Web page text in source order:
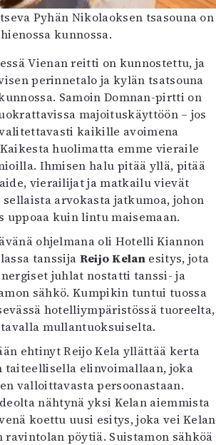
Pyhän Nikolaoksen tsasouna on
hienossa kunnossa.
Vienan reitti on kunnostettu, ja
perinnetalo ja kylän tsatsouna
Samoin Domnan-pirtti on
majoituskäyttöön – jos
kaikille avoimena
huolimatta emme vieraile
Ihmisen halu pitää yllä, pitää
vierailijat ja matkailu vievät
arvokasta jatkumoa, johon
kuin lintu maisemaan.
ohjelmana oli Hotelli Kiannon
tanssija Reijo Kelan esitys, jota
juhlat nostatti tanssi- ja
sähkö. Kumpikin tuntui tuossa
hotelliympäristössä tuoreelta,
mullantuoksuiselta.
ehtinyt Reijo Kela yllättää kerta
taiteellisella elinvoimallaan, joka
valloittavasta persoonastaan.
nähtynä yksi Kelan aiemmista
koettu uusi esitys, joka vei Kelan
pöytiä. Suistamon sähköä